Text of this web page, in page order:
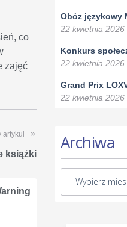
co
zajęć
artykuł
książki
Obóz językowy
22 kwietnia 2026
Konkurs
22 kwietnia 2026
Grand Prix
22 kwietnia 2026
Archiwa